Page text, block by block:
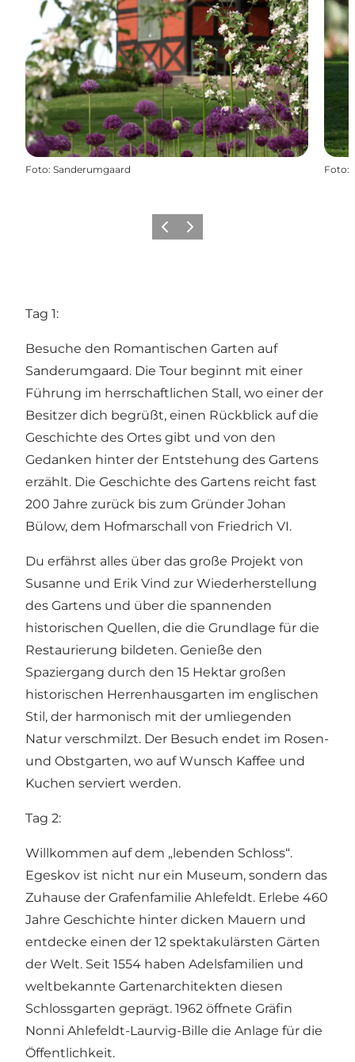
Foto: Sanderumgaard Foto:
ZurückWeiter
Tag 1:
Besuche den Romantischen Garten auf
Sanderumgaard. Die Tour beginnt mit einer
Führung im herrschaftlichen Stall, wo einer der
Besitzer dich begrüßt, einen Rückblick auf die
Geschichte des Ortes gibt und von den
Gedanken hinter der Entstehung des Gartens
erzählt. Die Geschichte des Gartens reicht fast
200 Jahre zurück bis zum Gründer Johan
Bülow, dem Hofmarschall von Friedrich VI.
Du erfährst alles über das große Projekt von
Susanne und Erik Vind zur Wiederherstellung
des Gartens und über die spannenden
historischen Quellen, die die Grundlage für die
Restaurierung bildeten. Genieße den
Spaziergang durch den 15 Hektar großen
historischen Herrenhausgarten im englischen
Stil, der harmonisch mit der umliegenden
Natur verschmilzt. Der Besuch endet im Rosen-
und Obstgarten, wo auf Wunsch Kaffee und
Kuchen serviert werden.
Tag 2:
Willkommen auf dem „lebenden Schloss“.
Egeskov ist nicht nur ein Museum, sondern das
Zuhause der Grafenfamilie Ahlefeldt. Erlebe 460
Jahre Geschichte hinter dicken Mauern und
entdecke einen der 12 spektakulärsten Gärten
der Welt. Seit 1554 haben Adelsfamilien und
weltbekannte Gartenarchitekten diesen
Schlossgarten geprägt. 1962 öffnete Gräfin
Nonni Ahlefeldt-Laurvig-Bille die Anlage für die
Öffentlichkeit.